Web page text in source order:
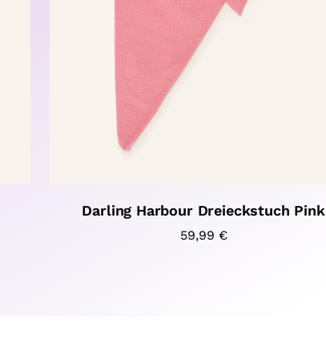
Darling Harbour Dreieckstuch Pink
59,99 €